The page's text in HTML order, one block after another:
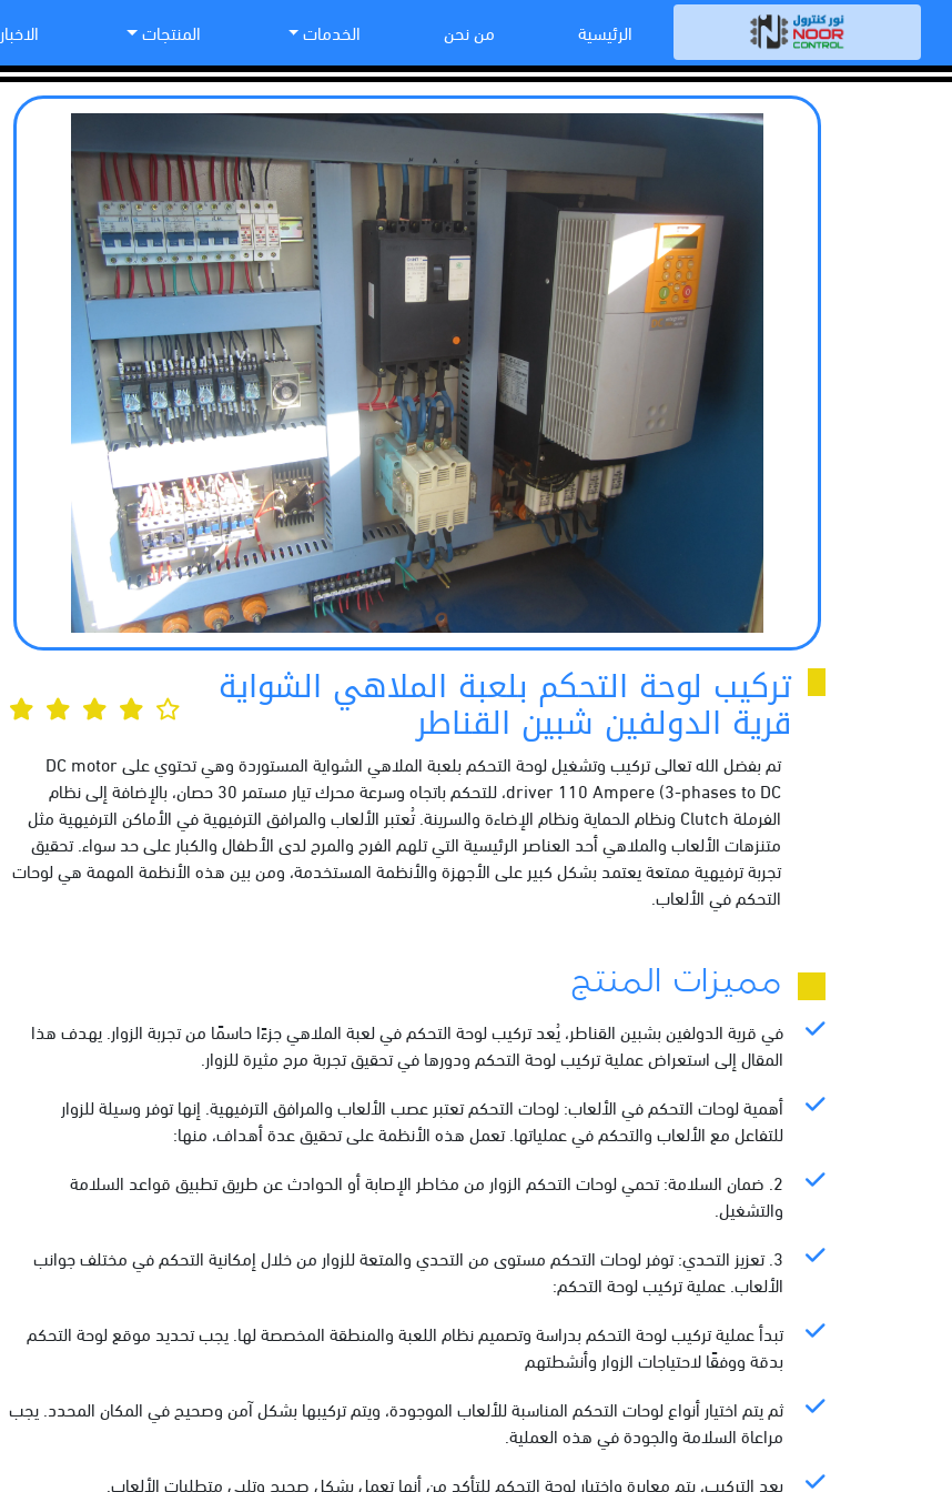
الرئيسية من نحن الخدمات المنتجات الاخبار
تركيب لوحة التحكم بلعبة الملاهي الشواية
قرية الدولفين شبين القناطر
تم بفضل الله تعالى تركيب وتشغيل لوحة التحكم بلعبة الملاهي الشواية المستوردة وهي تحتوي على DC motor
driver 110 Ampere (3-phases to DC، للتحكم باتجاه وسرعة محرك تيار مستمر 30 حصان، بالإضافة إلى نظام
الفرملة Clutch ونظام الحماية ونظام الإضاءة والسرينة. تُعتبر الألعاب والمرافق الترفيهية في الأماكن الترفيهية مثل
متنزهات الألعاب والملاهي أحد العناصر الرئيسية التي تلهم الفرح والمرح لدى الأطفال والكبار على حد سواء. تحقيق
تجربة ترفيهية ممتعة يعتمد بشكل كبير على الأجهزة والأنظمة المستخدمة، ومن بين هذه الأنظمة المهمة هي لوحات
التحكم في الألعاب.
مميزات المنتج
في قرية الدولفين بشبين القناطر، يُعد تركيب لوحة التحكم في لعبة الملاهي جزءًا حاسمًا من تجربة الزوار. يهدف هذا
المقال إلى استعراض عملية تركيب لوحة التحكم ودورها في تحقيق تجربة مرح مثيرة للزوار.
أهمية لوحات التحكم في الألعاب: لوحات التحكم تعتبر عصب الألعاب والمرافق الترفيهية. إنها توفر وسيلة للزوار
للتفاعل مع الألعاب والتحكم في عملياتها. تعمل هذه الأنظمة على تحقيق عدة أهداف، منها:
2. ضمان السلامة: تحمي لوحات التحكم الزوار من مخاطر الإصابة أو الحوادث عن طريق تطبيق قواعد السلامة
والتشغيل.
3. تعزيز التحدي: توفر لوحات التحكم مستوى من التحدي والمتعة للزوار من خلال إمكانية التحكم في مختلف جوانب
الألعاب. عملية تركيب لوحة التحكم:
تبدأ عملية تركيب لوحة التحكم بدراسة وتصميم نظام اللعبة والمنطقة المخصصة لها. يجب تحديد موقع لوحة التحكم
بدقة ووفقًا لاحتياجات الزوار وأنشطتهم
ثم يتم اختيار أنواع لوحات التحكم المناسبة للألعاب الموجودة، ويتم تركيبها بشكل آمن وصحيح في المكان المحدد. يجب
مراعاة السلامة والجودة في هذه العملية.
بعد التركيب، يتم معايرة واختبار لوحة التحكم للتأكد من أنها تعمل بشكل صحيح وتلبي متطلبات الألعاب.